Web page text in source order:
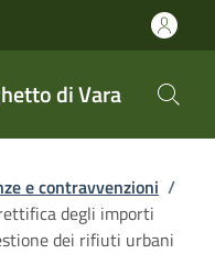
di Vara
e contravvenzioni /
degli importi
dei rifiuti urbani